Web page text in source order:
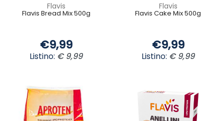
Flavis
Flavis Bread Mix 500g
€9,99
Listino: € 9,99
Flavis
Flavis Cake Mix 500g
€9,99
Listino: € 9,99